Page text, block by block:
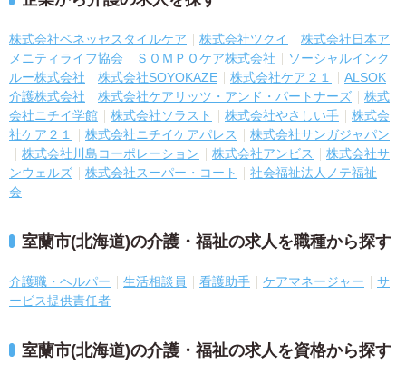
株式会社ベネッセスタイルケア 株式会社ツクイ
株式会社日本ア
メニティライフ協会
ＳＯＭＰＯケア株式会社
ソーシャルインク
ルー株式会社
株式会社SOYOKAZE 株式会社ケア２１
ALSOK
介護株式会社
株式会社ケアリッツ・アンド・パートナーズ
株式
会社ニチイ学館
株式会社ソラスト 株式会社やさしい手
株式会
社ケア２１
株式会社ニチイケアパレス
株式会社サンガジャパン
株式会社川島コーポレーション
株式会社アンビス
株式会社サ
ンウェルズ
株式会社スーパー・コート
社会福祉法人ノテ福祉
会
室蘭市(北海道)の介護・福祉の求人を職種から探す
介護職・ヘルパー 生活相談員 看護助手 ケアマネージャー
サ
ービス提供責任者
室蘭市(北海道)の介護・福祉の求人を資格から探す